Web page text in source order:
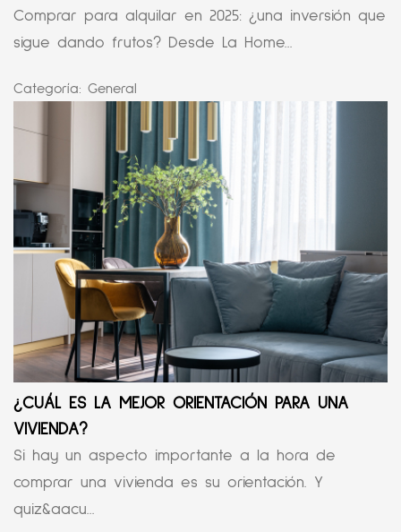
Comprar para alquilar en 2025: ¿una inversión que
sigue dando frutos? Desde La Home...
Categoría: General
¿CUÁL ES LA MEJOR ORIENTACIÓN PARA UNA
VIVIENDA?
Si hay un aspecto importante a la hora de
comprar una vivienda es su orientación. Y
quiz&aacu...